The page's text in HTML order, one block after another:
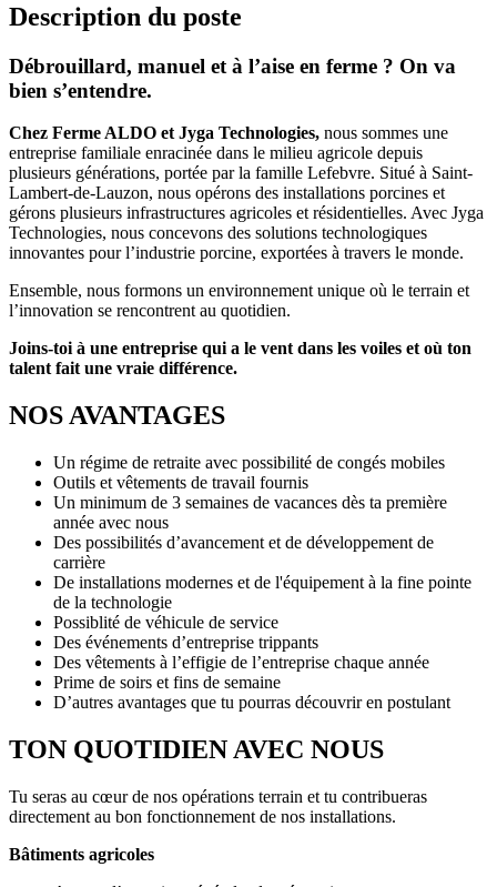
Description du poste
Débrouillard, manuel et à l’aise en ferme ? On va
bien s’entendre.
Chez Ferme ALDO et Jyga Technologies, nous sommes une
entreprise familiale enracinée dans le milieu agricole depuis
plusieurs générations, portée par la famille Lefebvre. Situé à Saint-
Lambert-de-Lauzon, nous opérons des installations porcines et
gérons plusieurs infrastructures agricoles et résidentielles. Avec Jyga
Technologies, nous concevons des solutions technologiques
innovantes pour l’industrie porcine, exportées à travers le monde.
Ensemble, nous formons un environnement unique où le terrain et
l’innovation se rencontrent au quotidien.
Joins-toi à une entreprise qui a le vent dans les voiles et où ton
talent fait une vraie différence.
NOS AVANTAGES
Un régime de retraite avec possibilité de congés mobiles
Outils et vêtements de travail fournis
Un minimum de 3 semaines de vacances dès ta première
année avec nous
Des possibilités d’avancement et de développement de
carrière
De installations modernes et de l'équipement à la fine pointe
de la technologie
Possiblité de véhicule de service
Des événements d’entreprise trippants
Des vêtements à l’effigie de l’entreprise chaque année
Prime de soirs et fins de semaine
D’autres avantages que tu pourras découvrir en postulant
TON QUOTIDIEN AVEC NOUS
Tu seras au cœur de nos opérations terrain et tu contribueras
directement au bon fonctionnement de nos installations.
Bâtiments agricoles